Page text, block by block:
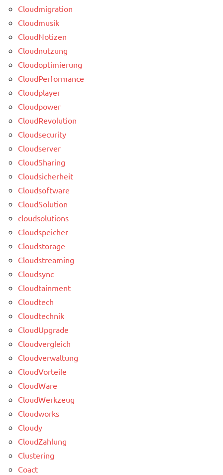
Cloudmigration
Cloudmusik
CloudNotizen
Cloudnutzung
Cloudoptimierung
CloudPerformance
Cloudplayer
Cloudpower
CloudRevolution
Cloudsecurity
Cloudserver
CloudSharing
Cloudsicherheit
Cloudsoftware
CloudSolution
cloudsolutions
Cloudspeicher
Cloudstorage
Cloudstreaming
Cloudsync
Cloudtainment
Cloudtech
Cloudtechnik
CloudUpgrade
Cloudvergleich
Cloudverwaltung
CloudVorteile
CloudWare
CloudWerkzeug
Cloudworks
Cloudy
CloudZahlung
Clustering
Coact